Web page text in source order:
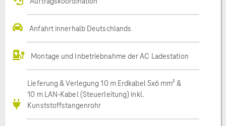
Anfahrt innerhalb Deutschlands
Montage und Inbetriebnahme der AC Ladestation
Lieferung & Verlegung 10 m Erdkabel 5x6 mm² &
10 m LAN-Kabel (Steuerleitung) inkl.
Kunststoffstangenrohr